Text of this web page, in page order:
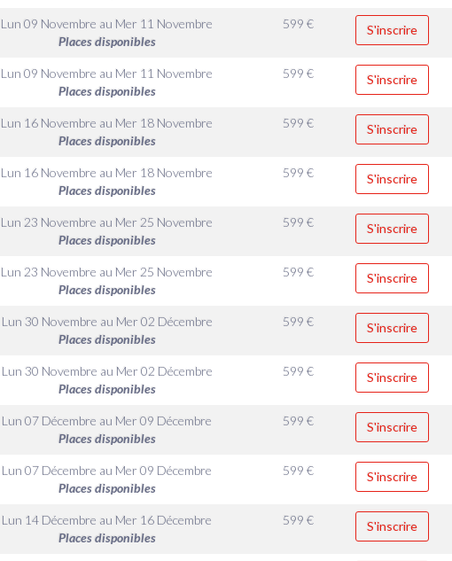
Lun 09 Novembre au Mer 11 Novembre
Places disponibles
599€ S'inscrire
Lun 09 Novembre au Mer 11 Novembre
Places disponibles
599€ S'inscrire
Lun 16 Novembre au Mer 18 Novembre
Places disponibles
599€ S'inscrire
Lun 16 Novembre au Mer 18 Novembre
Places disponibles
599€ S'inscrire
Lun 23 Novembre au Mer 25 Novembre
Places disponibles
599€ S'inscrire
Lun 23 Novembre au Mer 25 Novembre
Places disponibles
599€ S'inscrire
Lun 30 Novembre au Mer 02 Décembre
Places disponibles
599€ S'inscrire
Lun 30 Novembre au Mer 02 Décembre
Places disponibles
599€ S'inscrire
Lun 07 Décembre au Mer 09 Décembre
Places disponibles
599€ S'inscrire
Lun 07 Décembre au Mer 09 Décembre
Places disponibles
599€ S'inscrire
Lun 14 Décembre au Mer 16 Décembre
Places disponibles
599€ S'inscrire